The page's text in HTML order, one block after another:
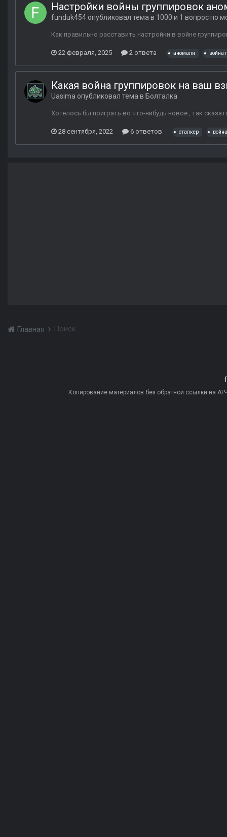
Настройки войны группировок
funduk454 опубликовал тема в 1000 и 1 вопрос по
Как правильно расставить настройки в войне
22 февраля, 2025 2 ответа аномали война
Какая война группировок на ваш
Uasima опубликовал тема в Болталка
Хотелось бы поиграть во что-нибудь новое , так
28 сентября, 2022 6 ответов сталкер
Главная Поиск
Копирование материалов без обратной ссылки на